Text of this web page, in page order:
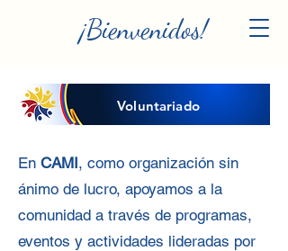
¡Bienvenidos!
Voluntariado
En CAMI, como organización sin
ánimo de lucro, apoyamos a la
comunidad a través de programas,
eventos y actividades lideradas por